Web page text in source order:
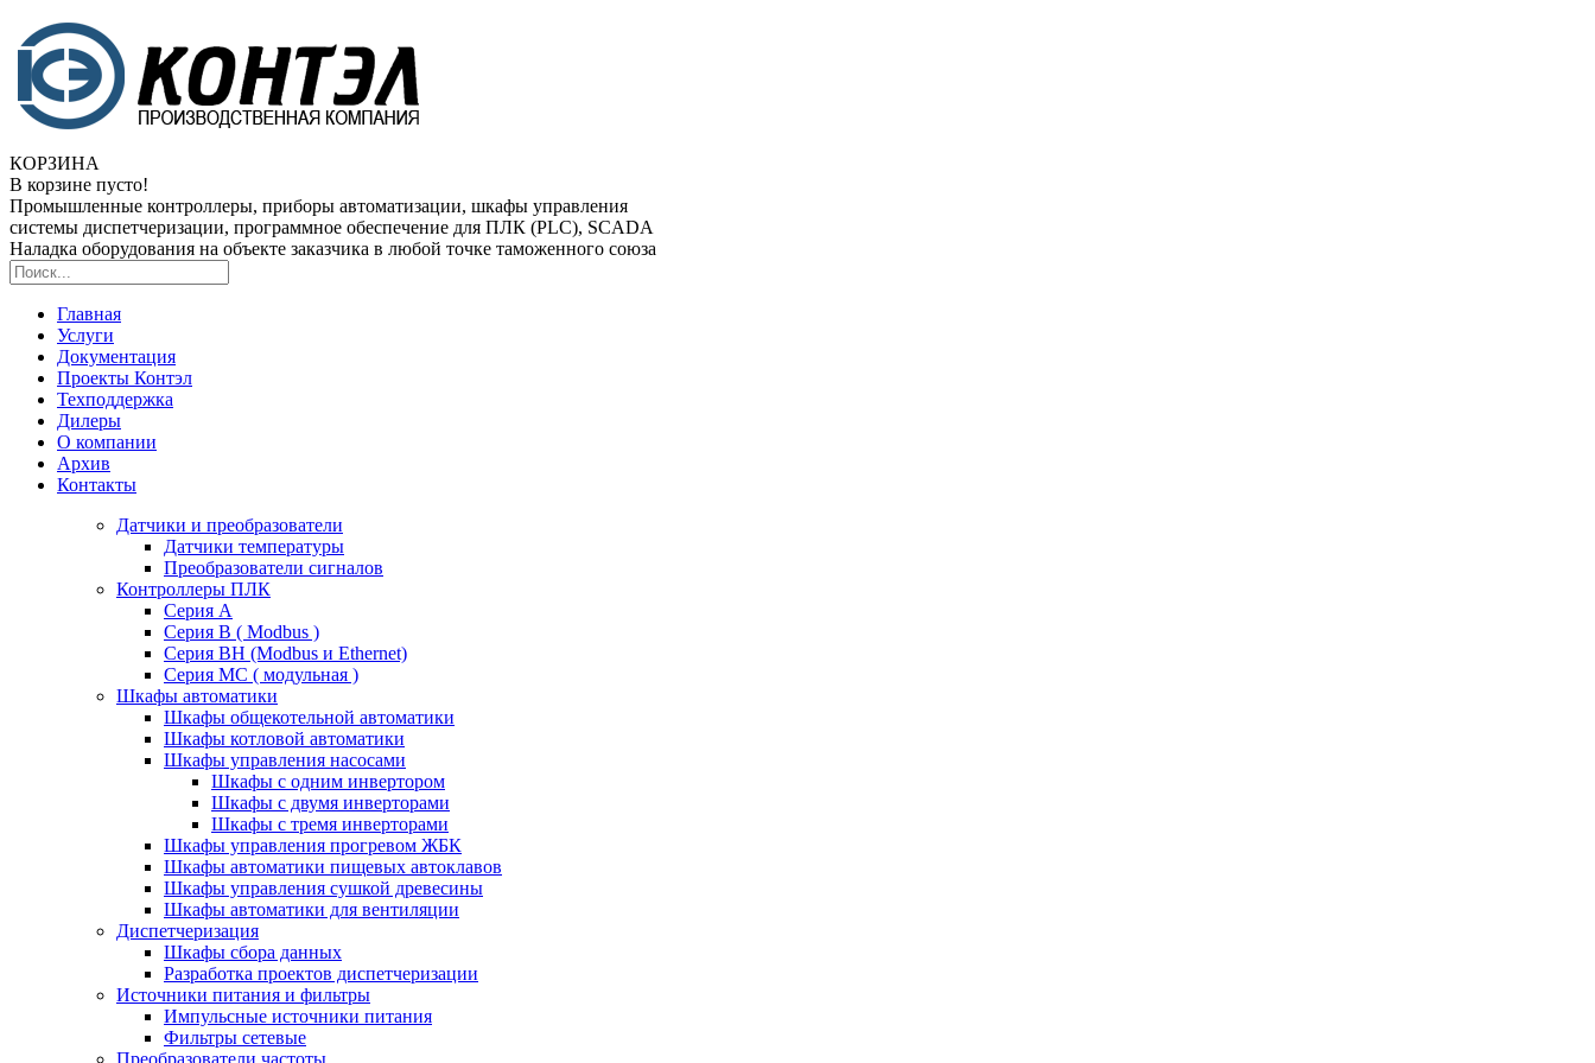
КОРЗИНА
В корзине пусто!
Промышленные контроллеры, приборы автоматизации, шкафы управления
системы диспетчеризации, программное обеспечение для ПЛК (PLC), SCADA
Наладка оборудования на объекте заказчика в любой точке таможенного союза
Главная
Услуги
Документация
Проекты Контэл
Техподдержка
Дилеры
О компании
Архив
Контакты
Датчики и преобразователи
Датчики температуры
Преобразователи сигналов
Контроллеры ПЛК
Серия A
Серия В ( Modbus )
Серия BH (Modbus и Ethernet)
Серия MC ( модульная )
Шкафы автоматики
Шкафы общекотельной автоматики
Шкафы котловой автоматики
Шкафы управления насосами
Шкафы с одним инвертором
Шкафы с двумя инверторами
Шкафы с тремя инверторами
Шкафы управления прогревом ЖБК
Шкафы автоматики пищевых автоклавов
Шкафы управления сушкой древесины
Шкафы автоматики для вентиляции
Диспетчеризация
Шкафы сбора данных
Разработка проектов диспетчеризации
Источники питания и фильтры
Импульсные источники питания
Фильтры сетевые
Преобразователи частоты